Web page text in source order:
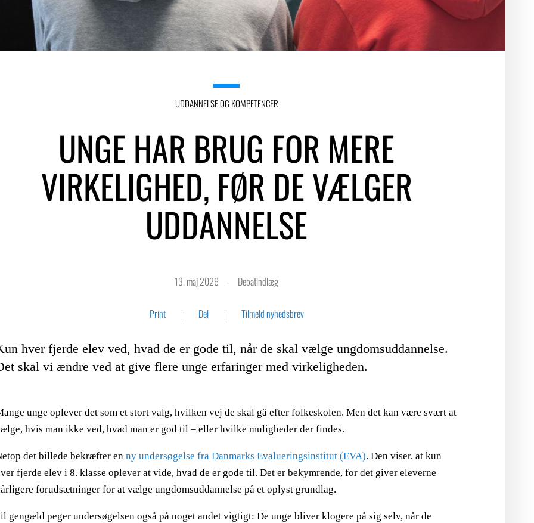
UDDANNELSE OG KOMPETENCER
UNGE HAR BRUG FOR MERE
VIRKELIGHED, FØR DE VÆLGER
UDDANNELSE
13. maj 2026 Debatindlæg
Print Del Tilmeld nyhedsbrev
hver fjerde elev ved, hvad de er gode til, når de skal vælge ungdomsuddannelse.
skal vi ændre ved at give flere unge erfaringer med virkeligheden.
unge oplever det som et stort valg, hvilken vej de skal gå efter folkeskolen. Men det kan være svært at
hvis man ikke ved, hvad man er god til – eller hvilke muligheder der findes.
det billede bekræfter en ny undersøgelse fra Danmarks Evalueringsinstitut (EVA). Den viser, at kun
fjerde elev i 8. klasse oplever at vide, hvad de er gode til. Det er bekymrende, for det giver eleverne
forudsætninger for at vælge ungdomsuddannelse på et oplyst grundlag.
gengæld peger undersøgelsen også på noget andet vigtigt: De unge bliver klogere på sig selv, når de